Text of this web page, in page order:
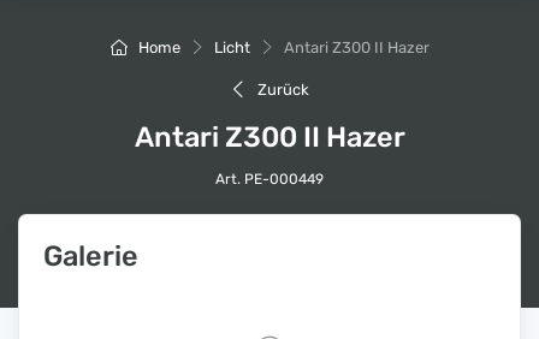
Home Licht Antari Z300 II Hazer
Zurück
Antari Z300 II Hazer
Art. PE-000449
Galerie